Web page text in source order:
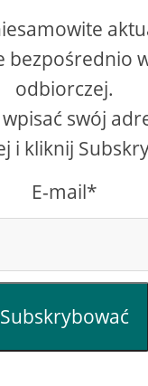
bezpośrednio
odbiorczej.
swój
i kliknij
E-mail*
Subskrybować